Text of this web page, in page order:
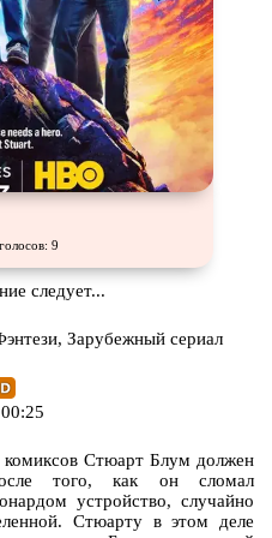
Про богатых
Про вампиров
Про викингов
Про гангстеров
Про деревню
Про зомби
Про мафию
Про пиратов
Про путешествияво времени
9
следует...
Зарубежный сериал
комиксов Стюарт Блум должен
того, как он сломал
устройство, случайно
Стюарту в этом деле